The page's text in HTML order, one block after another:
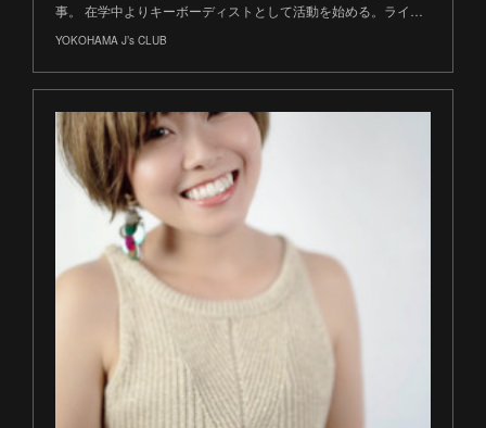
事。 在学中よりキーボーディストとして活動を始める。ライ…
YOKOHAMA J’s CLUB